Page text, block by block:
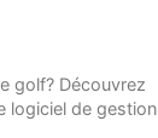
golf? Découvrez
logiciel de gestion